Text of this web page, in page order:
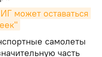
может оставаться
самолеты
часть